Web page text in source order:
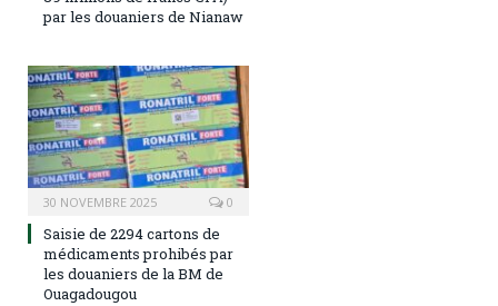
par les douaniers de Nianaw
30 NOVEMBRE 2025 0
Saisie de 2294 cartons de
médicaments prohibés par
les douaniers de la BM de
Ouagadougou